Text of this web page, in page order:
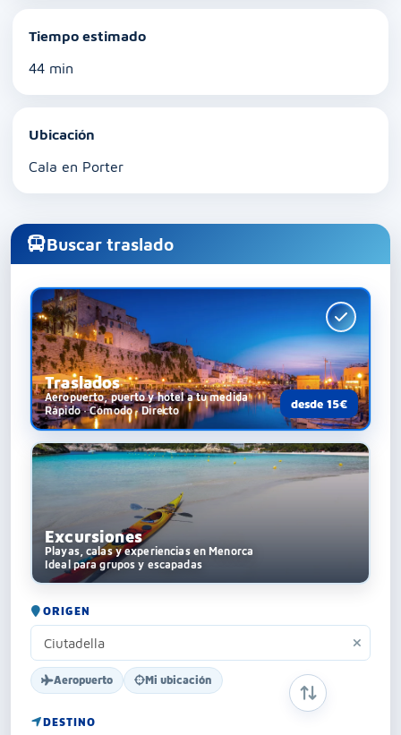
Tiempo estimado
44 min
Ubicación
Cala en Porter
Buscar traslado
Traslados
Aeropuerto, puerto y hotel a tu medida
Rápido · Cómodo · Directo
desde 15€
Excursiones
Playas, calas y experiencias en Menorca
Ideal para grupos y escapadas
ORIGEN
Aeropuerto Mi ubicación
DESTINO